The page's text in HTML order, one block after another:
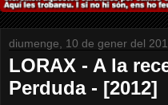
diumenge, 10 de gener del
LORAX - A la
Perduda - [2012]